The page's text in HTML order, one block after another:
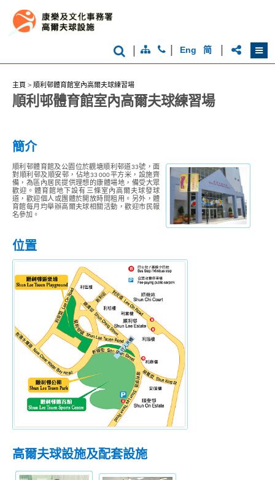
Eng 简
主頁 > 順利邨體育館室內高爾夫球練習場
順利邨體育館室內高爾夫球練習場
簡介
順利邨體育館及公園位於觀塘順利邨道33號，面
對順利邨及順安邨，佔地33 000平方米，設施齊
備，為區內居民提供理想的康體場地，備受大眾
歡迎。體育館地下設有三條室內高爾夫球發球
道，歡迎個人或團體於開放時間租用。另外，體
育館每月均舉辦高爾夫球相關活動，歡迎市民報
名參加。
位置
高爾夫球設施及配套設施